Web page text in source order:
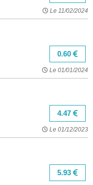
Le 11/02/2024
0.60
Le 01/01/2024
4.47
Le 01/12/2023
5.93